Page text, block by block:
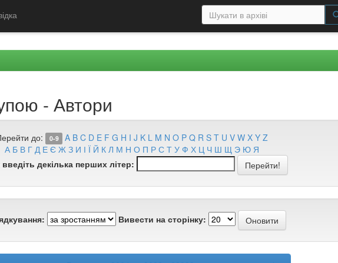
- Автори
до: 0-9 A B C D E F G H I J K L M N O P Q R S T U V W X Y Z
А Б В Г Д Е Є Ж З И І Ї Й К Л М Н О П Р С Т У Ф Х Ц Ч Ш Щ Э Ю Я
декілька перших літер:
Вивести на сторінку: